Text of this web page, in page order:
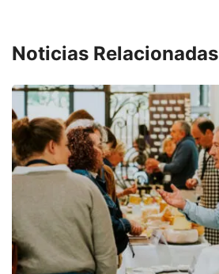
Noticias Relacionadas